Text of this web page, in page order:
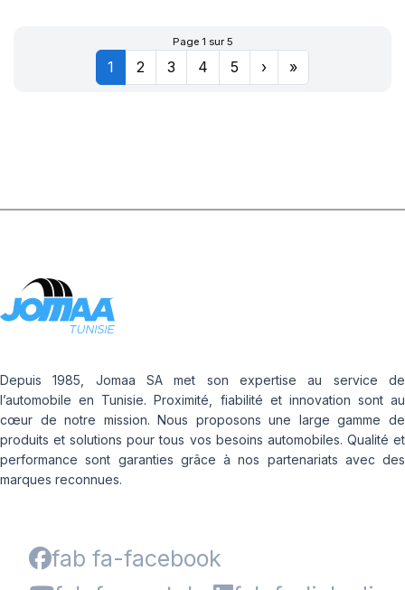
TRANSWAY
Page 1 sur 5
1 2 3 4 5 › »
Depuis 1985, Jomaa SA met son expertise au service de
l’automobile en Tunisie. Proximité, fiabilité et innovation sont au
cœur de notre mission. Nous proposons une large gamme de
produits et solutions pour tous vos besoins automobiles. Qualité et
performance sont garanties grâce à nos partenariats avec des
marques reconnues.
fab fa-facebook